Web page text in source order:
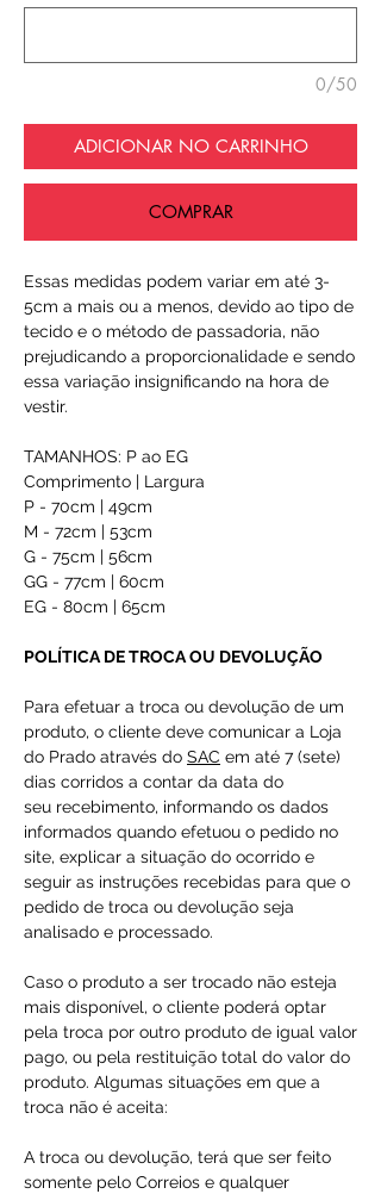
0/50
ADICIONAR NO CARRINHO
COMPRAR
Essas medidas podem variar em até 3-
5cm a mais ou a menos, devido ao tipo de
tecido e o método de passadoria, não
prejudicando a proporcionalidade e sendo
essa variação insignificando na hora de
vestir.
TAMANHOS: P ao EG
Comprimento | Largura
P - 70cm | 49cm
M - 72cm | 53cm
G - 75cm | 56cm
GG - 77cm | 60cm
EG - 80cm | 65cm
POLÍTICA DE TROCA OU DEVOLUÇÃO
Para efetuar a troca ou devolução de um
produto, o cliente deve comunicar a Loja
do Prado através do SAC em até 7 (sete)
dias corridos a contar da data do
seu recebimento, informando os dados
informados quando efetuou o pedido no
site, explicar a situação do ocorrido e
seguir as instruções recebidas para que o
pedido de troca ou devolução seja
analisado e processado.
Caso o produto a ser trocado não esteja
mais disponível, o cliente poderá optar
pela troca por outro produto de igual valor
pago, ou pela restituição total do valor do
produto. Algumas situações em que a
troca não é aceita:
A troca ou devolução, terá que ser feito
somente pelo Correios e qualquer